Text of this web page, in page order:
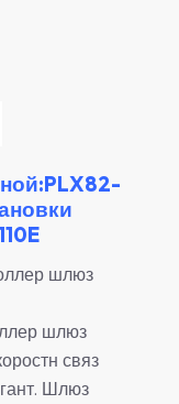
шлюз
шлюз
связ
Шлюз